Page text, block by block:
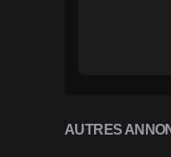
AUTRES